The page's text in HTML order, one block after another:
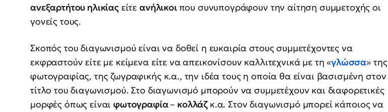
ανεξαρτήτου ηλικίαςείτεανήλικοιπου συνυπογράφουν την αίτηση συμμετοχής οι
γονείς τους.
Σκοπός του διαγωνισμού είναι να δοθεί η ευκαιρία στους συμμετέχοντες να
εκφραστούν είτε με κείμενα είτε να απεικονίσουν καλλιτεχνικά με τη «γλώσσα» της
φωτογραφίας, της ζωγραφικής κ.α., την ιδέα τους η οποία θα είναι βασισμένη στον
τίτλο του διαγωνισμού. Στο διαγωνισμό μπορούν να συμμετέχουν και διαφορετικές
μορφές όπως είναιφωτογραφία– κολλάζ κ.α. Στον διαγωνισμό μπορεί κάποιος να